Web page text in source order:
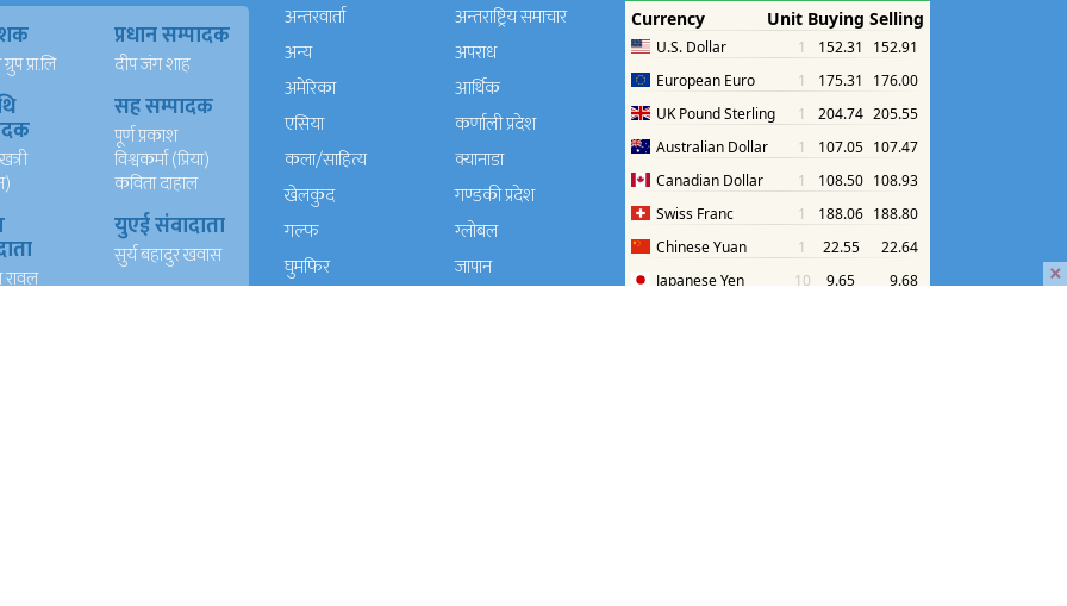
प्रा.लि
प्रधान सम्पादक
दीप जंग शाह
सह सम्पादक
पूर्ण प्रकाश
विश्वकर्मा (प्रिया)
कविता दाहाल
युएई संवादाता
सुर्य बहादुर खवास
अन्तरवार्ता
अन्तराष्ट्रिय समाचार
अन्य
अपराध
अमेरिका
आर्थिक
एसिया
कर्णाली प्रदेश
कला/साहित्य
क्यानाडा
खेलकुद
गण्डकी प्रदेश
गल्फ
ग्लोबल
घुमफिर
जापान
×